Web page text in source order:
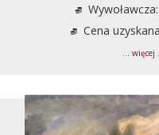
Cena
... więcej